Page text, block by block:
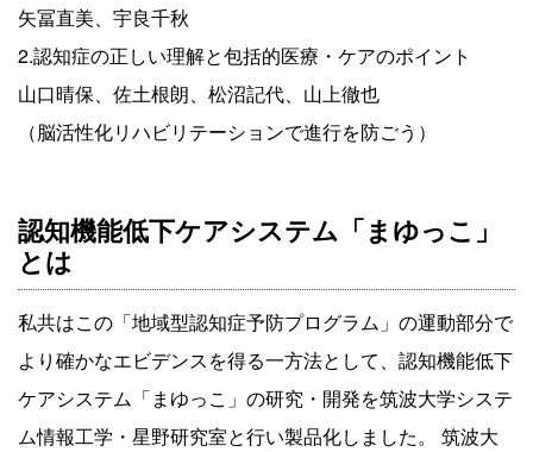
矢冨直美、宇良千秋
2.認知症の正しい理解と包括的医療・ケアのポイント
山口晴保、佐土根朗、松沼記代、山上徹也
（脳活性化リハビリテーションで進行を防ごう）
認知機能低下ケアシステム「まゆっこ」
とは
私共はこの「地域型認知症予防プログラム」の運動部分で
より確かなエビデンスを得る一方法として、認知機能低下
ケアシステム「まゆっこ」の研究・開発を筑波大学システ
ム情報工学・星野研究室と行い製品化しました。 筑波大